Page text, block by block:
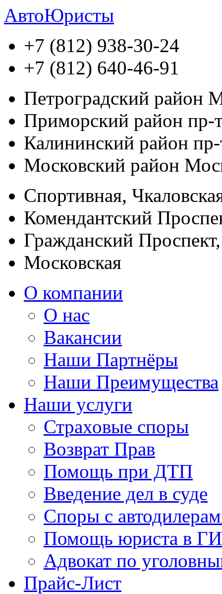
АвтоЮристы
+7 (812) 938-30-24
+7 (812) 640-46-91
Петроградский район
Приморский район пр-
Калининский район
Московский район
Спортивная,
Комендантский
Гражданский
Московская
О компании
О нас
Вакансии
Наши Партнёры
Наши Преимущества
Наши услуги
Страховые споры
Возврат Прав
Помощь при ДТП
Введение дел в суде
Споры с
Помощь юриста в
Адвокат по
Прайс-Лист